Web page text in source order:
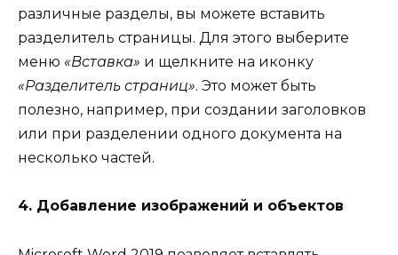
различные разделы, вы можете вставить
разделитель страницы. Для этого выберите
меню «Вставка» и щелкните на иконку
«Разделитель страниц». Это может быть
полезно, например, при создании заголовков
или при разделении одного документа на
несколько частей.
4. Добавление изображений и объектов